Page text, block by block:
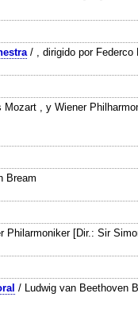
/ , dirigido por Federco
Mozart , y Wiener
Bream
[Dir.: Sir
/ Ludwig van Beethoven